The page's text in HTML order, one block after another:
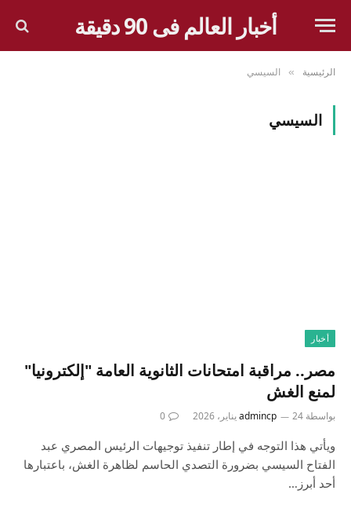
أخبار العالم فى 90 دقيقة
الرئيسية » السيسي
السيسي
أخبار
مصر.. مراقبة امتحانات الثانوية العامة "إلكترونيا"
لمنع الغش
بواسطة admincp 24 يناير، 2026 0
ويأتي هذا التوجه في إطار تنفيذ توجيهات الرئيس المصري عبد
الفتاح السيسي بضرورة التصدي الحاسم لظاهرة الغش، باعتبارها
أحد أبرز…